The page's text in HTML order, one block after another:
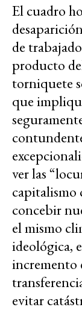
El cuadro
de
producto
torniquete
que
ver las
capitalismo
concebir
el mismo
ideológica,
incremento
evitar